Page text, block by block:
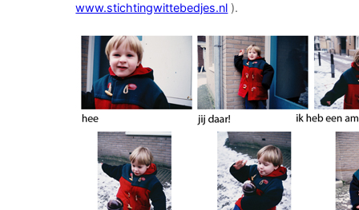
www.stichtingwittebedjes.nl ).